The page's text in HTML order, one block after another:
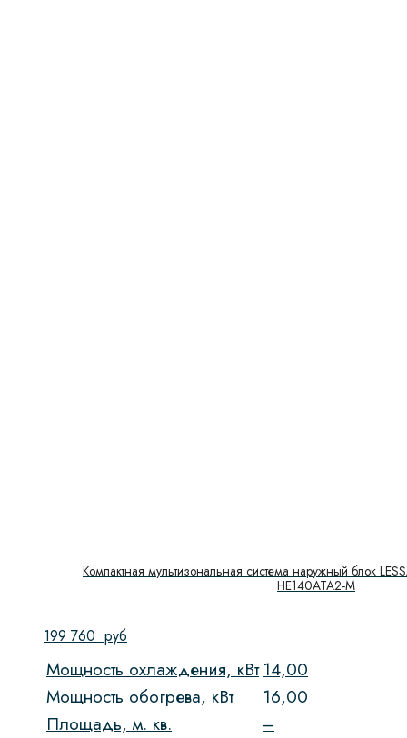
Компактная мультизональная система наружный блок
HE140ATA2-M
199 760 руб
Мощность охлаждения, кВт 14,00
Мощность обогрева, кВт
16,00
Площадь, м. кв.
–